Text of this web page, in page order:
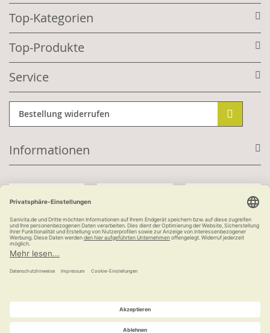
Top-Kategorien
Top-Produkte
Service
Bestellung widerrufen
Informationen
Kauf auf Rechnung
versandkostenfrei